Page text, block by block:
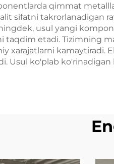
qimmat
sifatni takrorlanadigan
usul yangi
taqdim etadi. Tizimning
xarajatlarni kamaytiradi.
Usul ko'plab